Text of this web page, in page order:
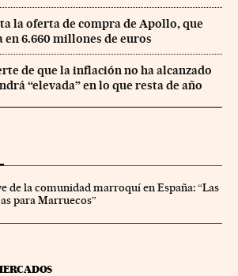
la oferta de compra de Apollo, que
6.660 millones de euros
de que la inflación no ha alcanzado
“elevada” en lo que resta de año
de la comunidad marroquí en España: “Las
para Marruecos”